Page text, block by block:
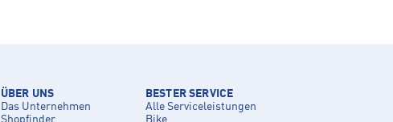
ÜBER UNS
Das Unternehmen
BESTER SERVICE
Alle Serviceleistungen